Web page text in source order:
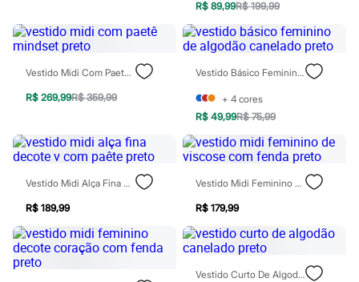
Shorts e Saias
Vestidos
Masculino
Dia dos Pais
Inverno
Novidades
Bermudas
Camisas
Calças
Camisetas e Regatas
Casacos e Jaquetas
Jeans
Polos
Acessórios
Bolsas e Mochilas
Chapéus e Bonés
R$ 89,99R$ 199,99
Vestido Midi Com Paetê Mindset Preto
R$ 269,99R$ 359,99
Vestido Básico Feminino De Algodão Canelado Preto
+ 4 cores
R$ 49,99R$ 75,99
Vestido Midi Alça Fina Decote V Com Paête Preto
R$ 189,99
Vestido Midi Feminino De Viscose Com Fenda Preto
R$ 179,99
Vestido Curto De Algodão Canelado Preto